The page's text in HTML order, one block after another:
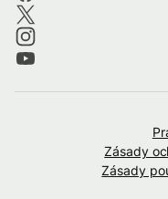
Zásady
Zásady